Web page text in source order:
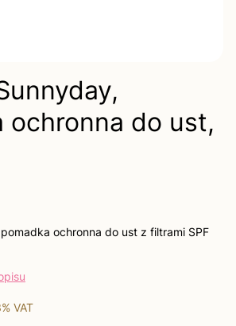
ochronna do ust,
ochronna do ust z filtrami SPF
VAT